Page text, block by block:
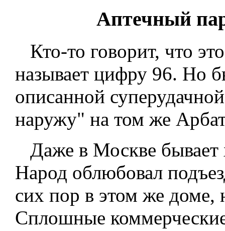
Аптечный
Кто-то говорит, что
называет цифру 96. Но
описанной
наружу" на том же
Даже в Москве бывает
Народ облюбовал
сих пор в этом же доме,
Сплошные